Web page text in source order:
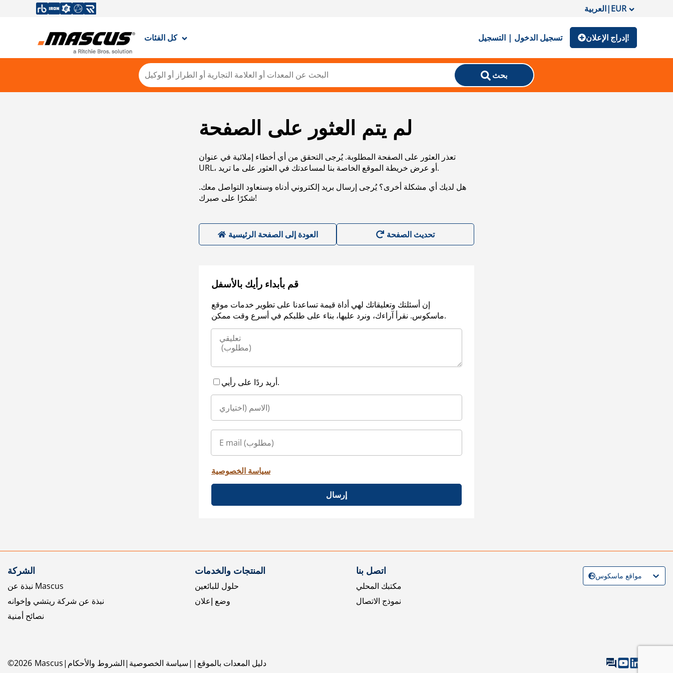
العربية|EUR
كل الفئات تسجيل الدخول | التسجيل إدراج الإعلان!
بحث
لم يتم العثور على الصفحة
تعذر العثور على الصفحة المطلوبة. يُرجى التحقق من أي أخطاء إملائية في عنوان
URL، أو عرض خريطة الموقع الخاصة بنا لمساعدتك في العثور على ما تريد.
هل لديك أي مشكلة أخرى؟ يُرجى إرسال بريد إلكتروني أدناه وسنعاود التواصل معك.
شكرًا على صبرك!
العودة إلى الصفحة الرئيسية
قم بأبداء رأيك بالأسفل
إن أسئلتك وتعليقاتك لهي أداة قيمة تساعدنا على تطوير خدمات موقع
ماسكوس. نقرأ آراءك، ونرد عليها، بناء على طلبكم في أسرع وقت ممكن.
أريد ردًا على رأيي.
سياسة الخصوصية
إرسال
الشركة
نبذة عن Mascus
نبذة عن شركة ريتشي وإخوانه
نصائح أمنية
المنتجات والخدمات
حلول للبائعين
وضع إعلان
اتصل بنا
مكتبك المحلي
نموذج الاتصال
©2026 Mascus الشروط والأحكام سياسة الخصوصية دليل المعدات بالموقع
مواقع ماسكوس